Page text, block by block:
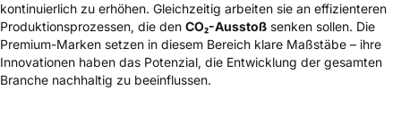
kontinuierlich zu erhöhen. Gleichzeitig arbeiten sie an effizienteren
Produktionsprozessen, die den CO₂-Ausstoß senken sollen. Die
Premium-Marken setzen in diesem Bereich klare Maßstäbe – ihre
Innovationen haben das Potenzial, die Entwicklung der gesamten
Branche nachhaltig zu beeinflussen.